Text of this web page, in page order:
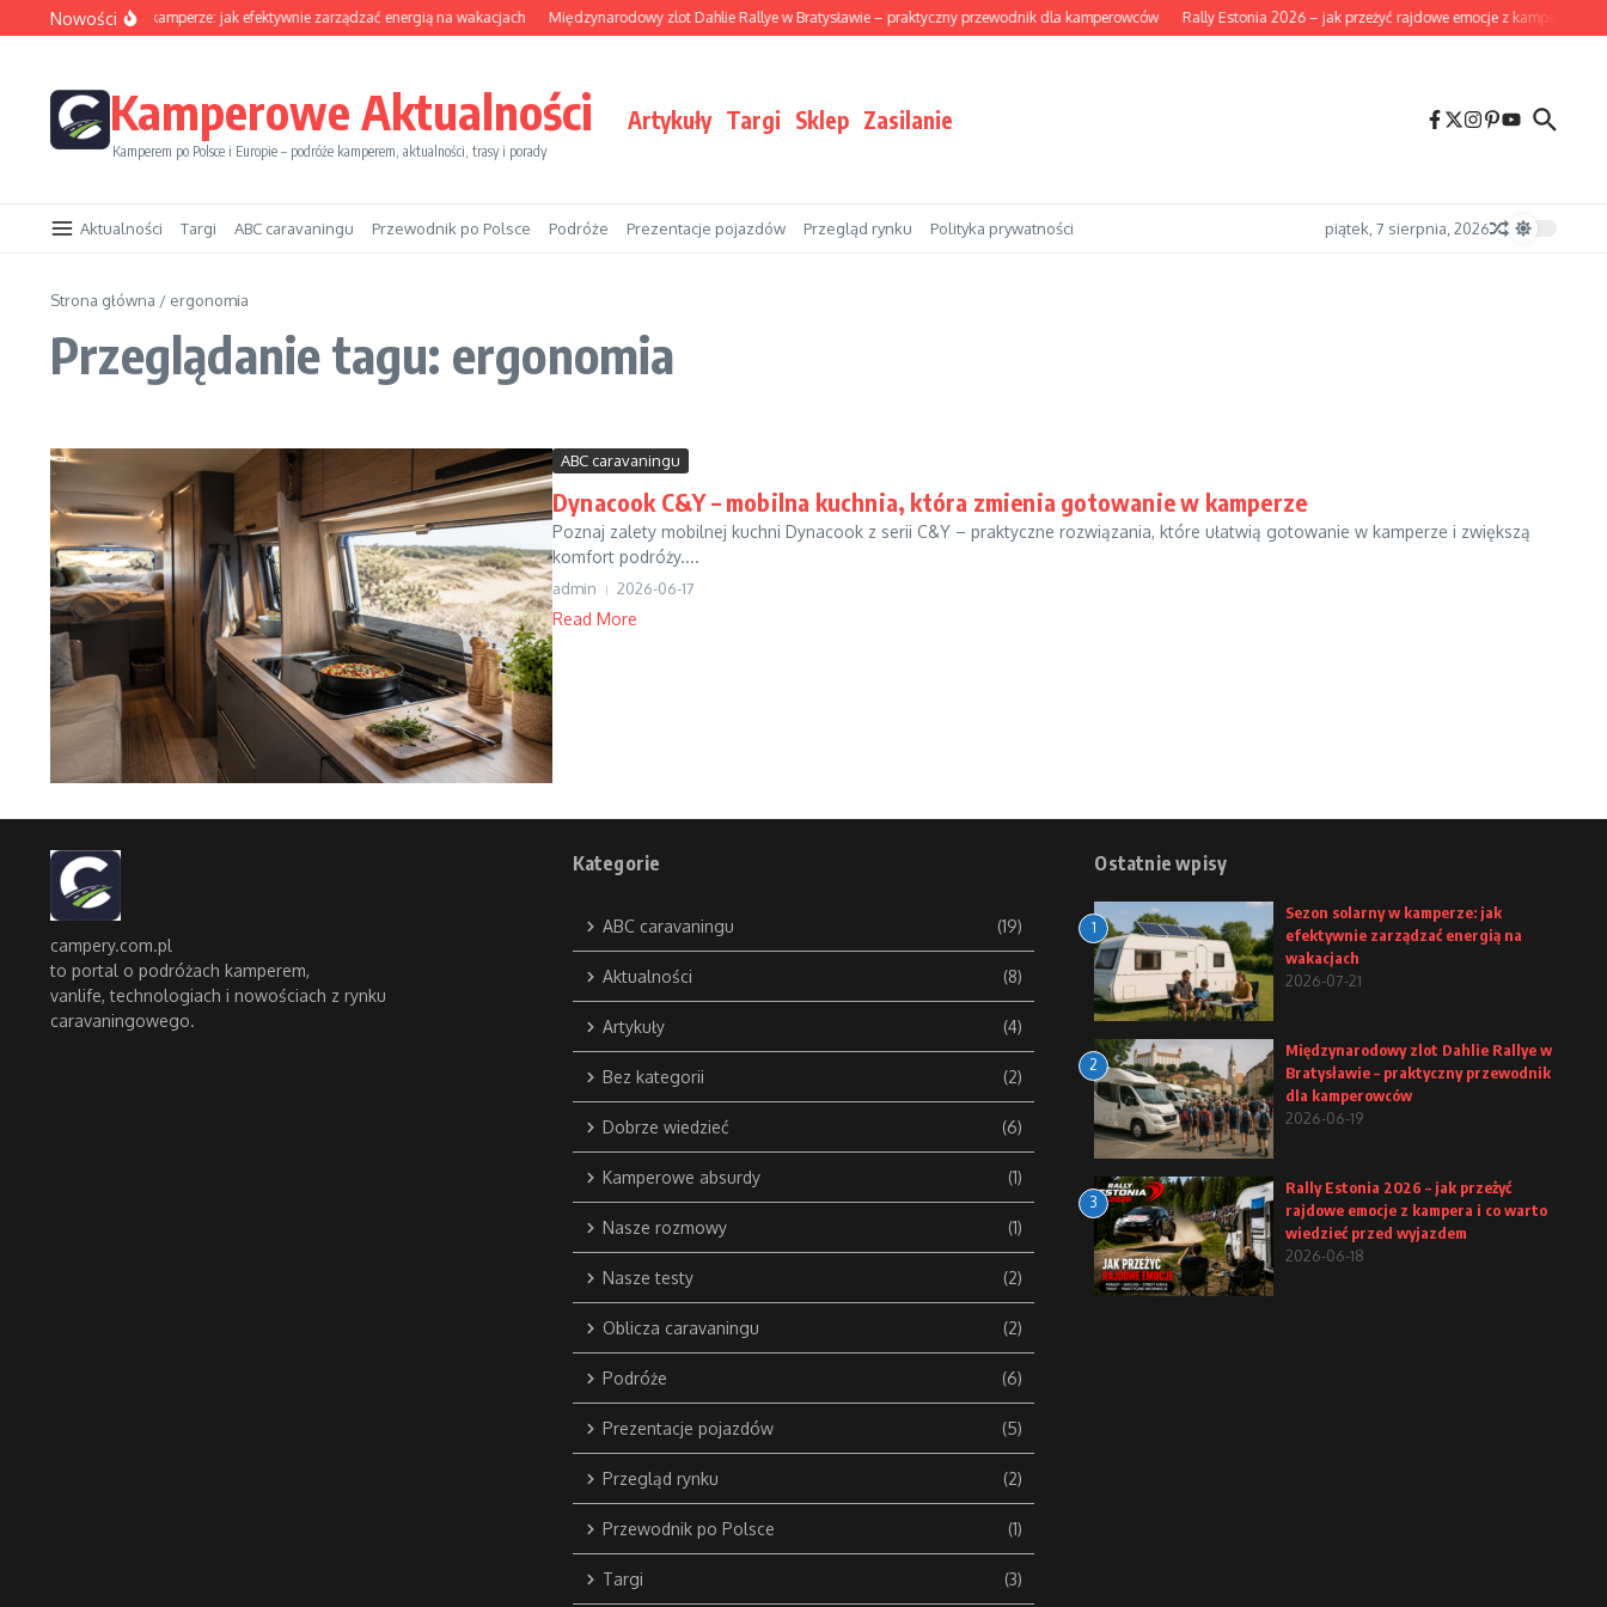
Przejdź do treści
Nowości
Sezon solarny w kamperze: jak efektywnie zarządzać energią na wakacjach Międzynarodowy zlot Dahlie Rallye w Bratysławie – praktyczny przewodnik dla kamperowców Rally Estonia 2026 – jak przeżyć rajdowe emocje z kampera i co
Kamperowe Aktualności
Kamperem po Polsce i Europie – podróże kamperem, aktualności, trasy i porady
Artykuły Targi Sklep Zasilanie
Aktualności Targi ABC caravaningu Przewodnik po Polsce Podróże Prezentacje pojazdów Przegląd rynku Polityka prywatności piątek, 7 sierpnia, 2026
Strona główna / ergonomia
Przeglądanie tagu: ergonomia
ABC caravaningu
Dynacook C&Y – mobilna kuchnia, która zmienia gotowanie w kamperze
Poznaj zalety mobilnej kuchni Dynacook z serii C&Y – praktyczne rozwiązania, które ułatwią gotowanie w kamperze i zwiększą
komfort podróży....
admin 2026-06-17
Read More
campery.com.pl
to portal o podróżach kamperem,
vanlife, technologiach i nowościach z rynku
caravaningowego.
Kategorie
ABC caravaningu (19)
Aktualności (8)
Artykuły (4)
Bez kategorii (2)
Dobrze wiedzieć (6)
Kamperowe absurdy (1)
Nasze rozmowy (1)
Nasze testy (2)
Oblicza caravaningu (2)
Podróże (6)
Prezentacje pojazdów (5)
Przegląd rynku (2)
Przewodnik po Polsce (1)
Targi (3)
Ostatnie wpisy
1
Sezon solarny w kamperze: jak
efektywnie zarządzać energią na
wakacjach
2026-07-21
2
Międzynarodowy zlot Dahlie Rallye w
Bratysławie – praktyczny przewodnik
dla kamperowców
2026-06-19
3
Rally Estonia 2026 – jak przeżyć
rajdowe emocje z kampera i co warto
wiedzieć przed wyjazdem
2026-06-18